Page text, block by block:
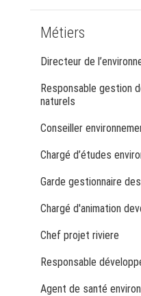
Métiers
Directeur de
Responsable gestion
naturels
Conseiller
Chargé d’études
Garde gestionnaire
Chargé d'animation
Chef projet riviere
Responsable
Agent de santé